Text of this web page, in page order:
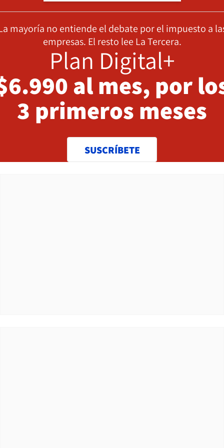
mayoría no entiende el debate por el impuesto a
empresas. El resto lee La Tercera.
Plan Digital+
al mes, por
3 primeros meses
SUSCRÍBETE